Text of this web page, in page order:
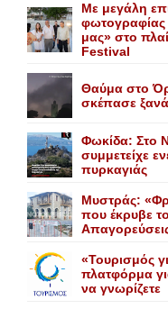
Με μεγάλη
φωτογραφίας
μας» στο
Festival
Θαύμα στο
σκέπασε
Φωκίδα: Στο
συμμετείχε
πυρκαγιάς
Mυστράς:
που έκρυβε
«Τουρισμός
πλατφόρμα
να γνωρίζετε